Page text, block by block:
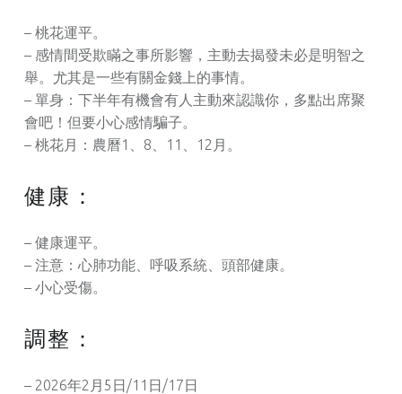
– 桃花運平。
– 感情間受欺瞞之事所影響，主動去揭發未必是明智之
舉。尤其是一些有關金錢上的事情。
– 單身：下半年有機會有人主動來認識你，多點出席聚
會吧！但要小心感情騙子。
– 桃花月：農曆1、8、11、12月。
健康：
– 健康運平。
– 注意：心肺功能、呼吸系統、頭部健康。
– 小心受傷。
調整：
– 2026年2月5日/11日/17日